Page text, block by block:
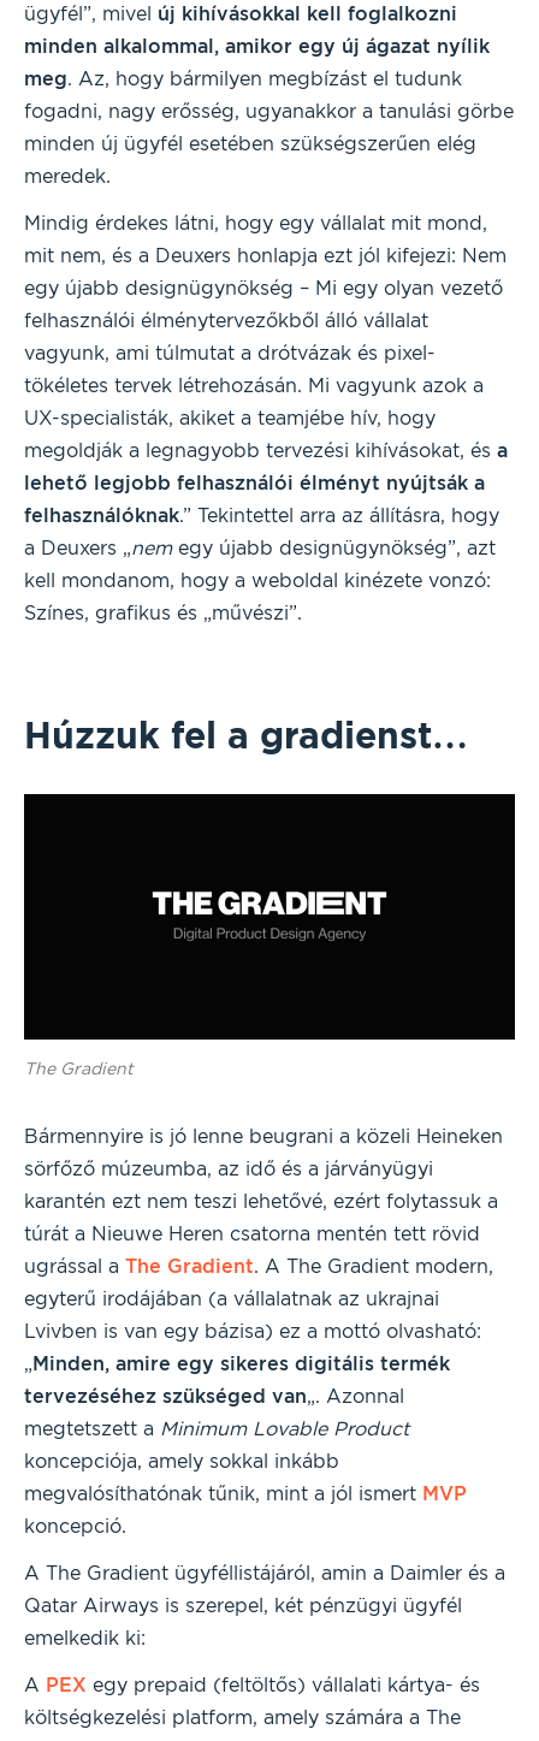
ügyfél”, mivel új kihívásokkal kell foglalkozni
minden alkalommal, amikor egy új ágazat nyílik
meg. Az, hogy bármilyen megbízást el tudunk
fogadni, nagy erősség, ugyanakkor a tanulási görbe
minden új ügyfél esetében szükségszerűen elég
meredek.
Mindig érdekes látni, hogy egy vállalat mit mond,
mit nem, és a Deuxers honlapja ezt jól kifejezi: Nem
egy újabb designügynökség – Mi egy olyan vezető
felhasználói élménytervezőkből álló vállalat
vagyunk, ami túlmutat a drótvázak és pixel-
tökéletes tervek létrehozásán. Mi vagyunk azok a
UX-specialisták, akiket a teamjébe hív, hogy
megoldják a legnagyobb tervezési kihívásokat, és a
lehető legjobb felhasználói élményt nyújtsák a
felhasználóknak.” Tekintettel arra az állításra, hogy
a Deuxers „nemegy újabb designügynökség”, azt
kell mondanom, hogy a weboldal kinézete vonzó:
Színes, grafikus és „művészi”.
Húzzuk fel a gradienst…
The Gradient
Bármennyire is jó lenne beugrani a közeli Heineken
sörfőző múzeumba, az idő és a járványügyi
karantén ezt nem teszi lehetővé, ezért folytassuk a
túrát a Nieuwe Heren csatorna mentén tett rövid
ugrással a The Gradient. A The Gradient modern,
egyterű irodájában (a vállalatnak az ukrajnai
Lvivben is van egy bázisa) ez a mottó olvasható:
„Minden, amire egy sikeres digitális termék
tervezéséhez szükséged van„. Azonnal
megtetszett a Minimum Lovable Product
koncepciója, amely sokkal inkább
megvalósíthatónak tűnik, mint a jól ismert MVP
koncepció.
A The Gradient ügyféllistájáról, amin a Daimler és a
Qatar Airways is szerepel, két pénzügyi ügyfél
emelkedik ki:
A PEX egy prepaid (feltöltős) vállalati kártya- és
költségkezelési platform, amely számára a The